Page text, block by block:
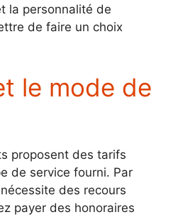
la personnalité de
de faire un choix
le mode de
proposent des tarifs
de service fourni. Par
des recours
payer des honoraires